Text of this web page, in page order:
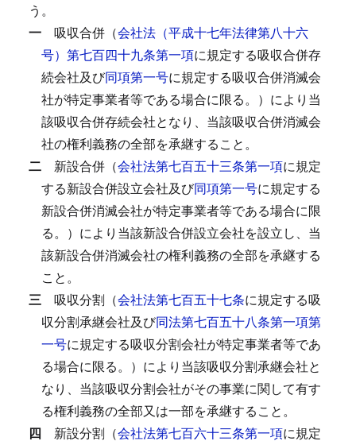
う。
一 吸収合併（会社法（平成十七年法律第八十六
号）第七百四十九条第一項に規定する吸収合併存
続会社及び同項第一号に規定する吸収合併消滅会
社が特定事業者等である場合に限る。）により当
該吸収合併存続会社となり、当該吸収合併消滅会
社の権利義務の全部を承継すること。
二 新設合併（会社法第七百五十三条第一項に規定
する新設合併設立会社及び同項第一号に規定する
新設合併消滅会社が特定事業者等である場合に限
る。）により当該新設合併設立会社を設立し、当
該新設合併消滅会社の権利義務の全部を承継する
こと。
三 吸収分割（会社法第七百五十七条に規定する吸
収分割承継会社及び同法第七百五十八条第一項第
一号に規定する吸収分割会社が特定事業者等であ
る場合に限る。）により当該吸収分割承継会社と
なり、当該吸収分割会社がその事業に関して有す
る権利義務の全部又は一部を承継すること。
四 新設分割（会社法第七百六十三条第一項に規定